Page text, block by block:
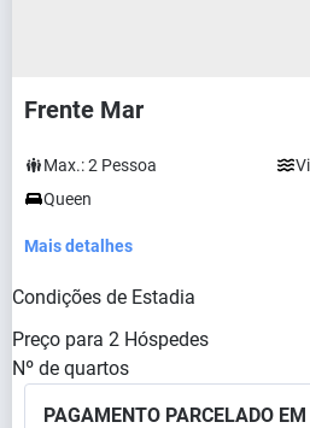
Frente Mar
Max.:2 Pessoa
Queen
Mais detalhes
Condições de Estadia
Preço para 2 Hóspedes
Nº de quartos
PAGAMENTO PARCELADO